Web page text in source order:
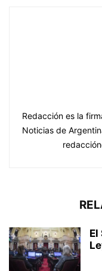
Redacción es la
Noticias de
El